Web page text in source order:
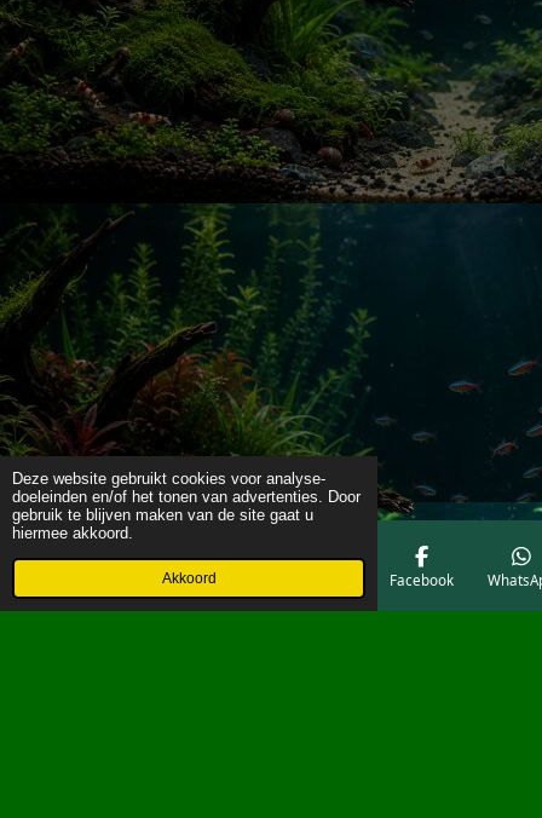
Deze website gebruikt cookies voor analyse-
doeleinden en/of het tonen van advertenties. Door
gebruik te blijven maken van de site gaat u
hiermee akkoord.
Akkoord
Telefoonnummer Facebook